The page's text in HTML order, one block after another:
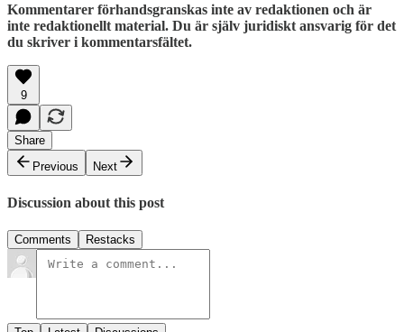
Kommentarer förhandsgranskas inte av redaktionen och är
inte redaktionellt material. Du är själv juridiskt ansvarig för det
du skriver i kommentarsfältet.
9
Share
Previous
Next
Discussion about this post
Comments Restacks